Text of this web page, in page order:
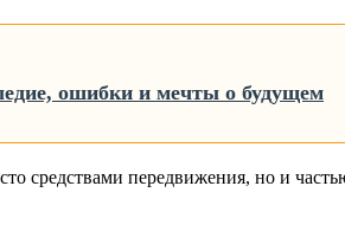
ошибки и мечты о будущем
средствами передвижения, но и